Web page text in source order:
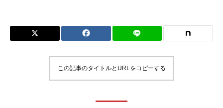
この記事のタイトルとURLをコピーする